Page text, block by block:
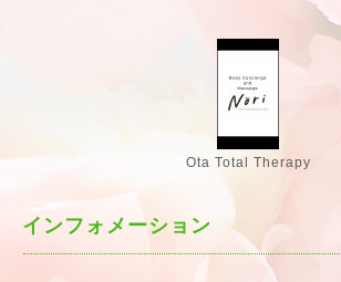
Ota Total Therapy
インフォメーション